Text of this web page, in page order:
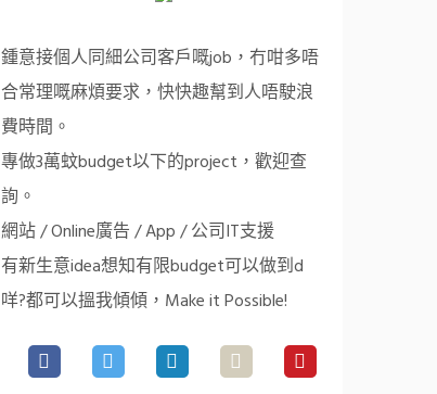
鍾意接個人同細公司客戶嘅job，冇咁多唔
合常理嘅麻煩要求，快快趣幫到人唔駛浪
費時間。
專做3萬蚊budget以下的project，歡迎查
詢。
網站 / Online廣告 / App / 公司IT支援
有新生意idea想知有限budget可以做到d
咩?都可以搵我傾傾，Make it Possible!